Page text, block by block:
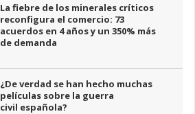
La fiebre de los minerales críticos
reconfigura el comercio: 73
acuerdos en 4 años y un 350% más
de demanda
¿De verdad se han hecho muchas
películas sobre la guerra
civil española?